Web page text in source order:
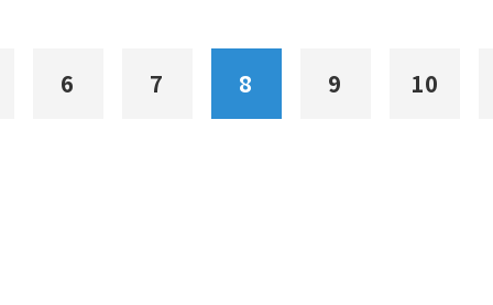
6 7 8 9 10